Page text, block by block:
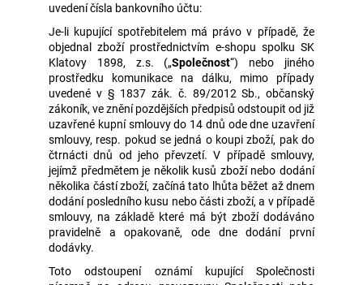
uvedení čísla bankovního účtu:
Je-li kupující spotřebitelem má právo v případě, že
objednal zboží prostřednictvím e-shopu spolku SK
Klatovy 1898, z.s. („Společnost“) nebo jiného
prostředku komunikace na dálku, mimo případy
uvedené v § 1837 zák. č. 89/2012 Sb., občanský
zákoník, ve znění pozdějších předpisů odstoupit od již
uzavřené kupní smlouvy do 14 dnů ode dne uzavření
smlouvy, resp. pokud se jedná o koupi zboží, pak do
čtrnácti dnů od jeho převzetí. V případě smlouvy,
jejímž předmětem je několik kusů zboží nebo dodání
několika částí zboží, začíná tato lhůta běžet až dnem
dodání posledního kusu nebo části zboží, a v případě
smlouvy, na základě které má být zboží dodáváno
pravidelně a opakovaně, ode dne dodání první
dodávky.
Toto odstoupení oznámí kupující Společnosti